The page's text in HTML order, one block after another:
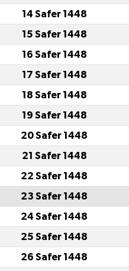
14 Safer 1448
15 Safer 1448
16 Safer 1448
17 Safer 1448
18 Safer 1448
19 Safer 1448
20 Safer 1448
21 Safer 1448
22 Safer 1448
23 Safer 1448
24 Safer 1448
25 Safer 1448
26 Safer 1448